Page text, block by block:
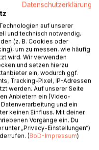
und der
Doch der
zu
zu Ostern und immer
den stärksten Hasen
doch wer übernimmt
?
irgendeiner. Nur der
können an diesem
Datenschutzerklärung
auf unserer
und technisch notwendig.
(z. B. Cookies oder
um zu messen, wie häufig
wird. Wir verwenden
und setzen hierzu
ein, wodurch ggf.
Tracking-Pixel, IP-Adressen
werden. Auf unserer Seite
Anbietern ein (Video-
und ein
keinen Einfluss. Mit deiner
Vorgänge ein. Du
unter „Privacy-Einstellungen“)
(BoD-Impressum)